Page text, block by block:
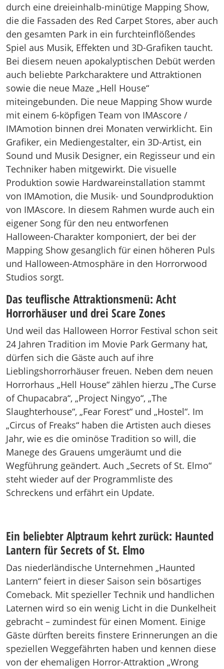
durch eine dreieinhalb-minütige Mapping Show,
die die Fassaden des Red Carpet Stores, aber auch
den gesamten Park in ein furchteinflößendes
Spiel aus Musik, Effekten und 3D-Grafiken taucht.
Bei diesem neuen apokalyptischen Debüt werden
auch beliebte Parkcharaktere und Attraktionen
sowie die neue Maze „Hell House“
miteingebunden. Die neue Mapping Show wurde
mit einem 6-köpfigen Team von IMAscore /
IMAmotion binnen drei Monaten verwirklicht. Ein
Grafiker, ein Mediengestalter, ein 3D-Artist, ein
Sound und Musik Designer, ein Regisseur und ein
Techniker haben mitgewirkt. Die visuelle
Produktion sowie Hardwareinstallation stammt
von IMAmotion, die Musik- und Soundproduktion
von IMAscore. In diesem Rahmen wurde auch ein
eigener Song für den neu entworfenen
Halloween-Charakter komponiert, der bei der
Mapping Show gesanglich für einen höheren Puls
und Halloween-Atmosphäre in den Horrorwood
Studios sorgt.
Das teuflische Attraktionsmenü: Acht
Horrorhäuser und drei Scare Zones
Und weil das Halloween Horror Festival schon seit
24 Jahren Tradition im Movie Park Germany hat,
dürfen sich die Gäste auch auf ihre
Lieblingshorrorhäuser freuen. Neben dem neuen
Horrorhaus „Hell House“ zählen hierzu „The Curse
of Chupacabra“, „Project Ningyo“, „The
Slaughterhouse“, „Fear Forest“ und „Hostel“. Im
„Circus of Freaks“ haben die Artisten auch dieses
Jahr, wie es die ominöse Tradition so will, die
Manege des Grauens umgeräumt und die
Wegführung geändert. Auch „Secrets of St. Elmo“
steht wieder auf der Programmliste des
Schreckens und erfährt ein Update.
Ein beliebter Alptraum kehrt zurück: Haunted
Lantern für Secrets of St. Elmo
Das niederländische Unternehmen „Haunted
Lantern“ feiert in dieser Saison sein bösartiges
Comeback. Mit spezieller Technik und handlichen
Laternen wird so ein wenig Licht in die Dunkelheit
gebracht – zumindest für einen Moment. Einige
Gäste dürften bereits finstere Erinnerungen an die
speziellen Weggefährten haben und kennen diese
von der ehemaligen Horror-Attraktion „Wrong